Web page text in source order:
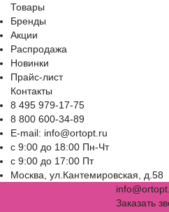
Товары
Бренды
Акции
Распродажа
Новинки
Прайс-лист
Контакты
8 495 979-17-75
8 800 600-34-89
E-mail: info@ortopt.ru
c 9:00 до 18:00 Пн-Чт
c 9:00 до 17:00 Пт
Москва, ул.Кантемировская, д.58
Заказать